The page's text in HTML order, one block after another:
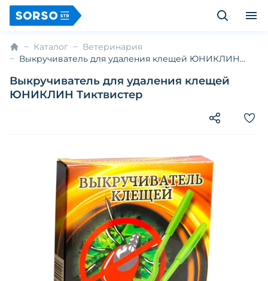
Каталог
Ветеринария
Выкручиватель для удаления клещей ЮНИКЛИН
Выкручиватель для удаления клещей
ЮНИКЛИН Тиктвистер